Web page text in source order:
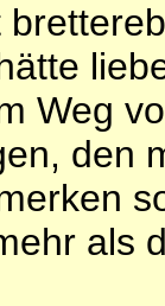
Weg
den
als